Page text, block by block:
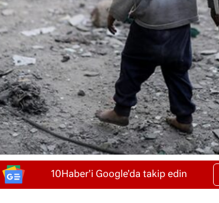
10Haber'i Google'da takip edin